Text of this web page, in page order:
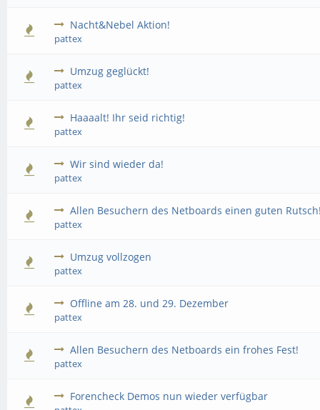
Nacht&Nebel Aktion!
pattex
Umzug geglückt!
pattex
Haaaalt! Ihr seid richtig!
pattex
Wir sind wieder da!
pattex
Allen Besuchern des Netboards einen guten
pattex
Umzug vollzogen
pattex
Offline am 28. und 29. Dezember
pattex
Allen Besuchern des Netboards ein frohes Fest!
pattex
Forencheck Demos nun wieder verfügbar